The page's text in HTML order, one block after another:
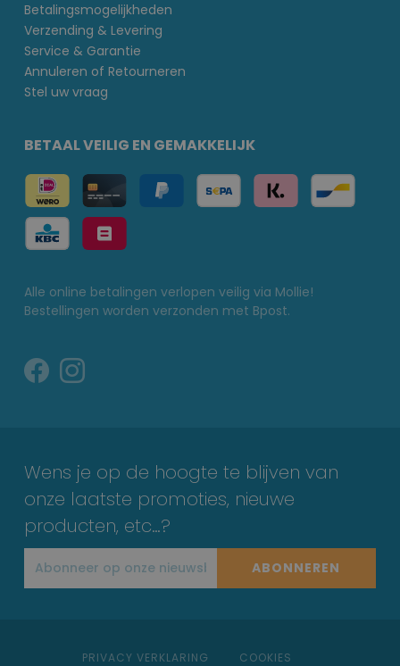
Betalingsmogelijkheden
Verzending & Levering
Service & Garantie
Annuleren of Retourneren
Stel uw vraag
BETAAL VEILIG EN GEMAKKELIJK
Alle online betalingen verlopen veilig via Mollie!
Bestellingen worden verzonden met Bpost.
Wens je op de hoogte te blijven van
onze laatste promoties, nieuwe
producten, etc…?
ABONNEREN
PRIVACY VERKLARING COOKIES